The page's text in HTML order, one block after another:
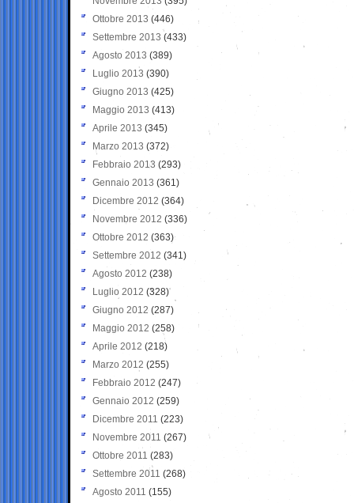
Ottobre 2013 (446)
Settembre 2013 (433)
Agosto 2013 (389)
Luglio 2013 (390)
Giugno 2013 (425)
Maggio 2013 (413)
Aprile 2013 (345)
Marzo 2013 (372)
Febbraio 2013 (293)
Gennaio 2013 (361)
Dicembre 2012 (364)
Novembre 2012 (336)
Ottobre 2012 (363)
Settembre 2012 (341)
Agosto 2012 (238)
Luglio 2012 (328)
Giugno 2012 (287)
Maggio 2012 (258)
Aprile 2012 (218)
Marzo 2012 (255)
Febbraio 2012 (247)
Gennaio 2012 (259)
Dicembre 2011 (223)
Novembre 2011 (267)
Ottobre 2011 (283)
Settembre 2011 (268)
Agosto 2011 (155)